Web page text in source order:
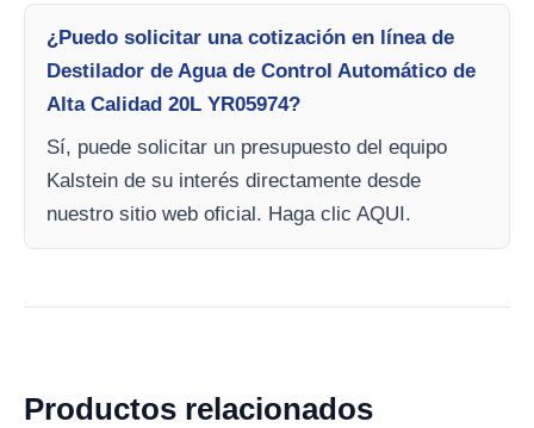
¿Puedo solicitar una cotización en línea de
Destilador de Agua de Control Automático de
Alta Calidad 20L YR05974?
Sí, puede solicitar un presupuesto del equipo
Kalstein de su interés directamente desde
nuestro sitio web oficial. Haga clic AQUI.
Productos relacionados